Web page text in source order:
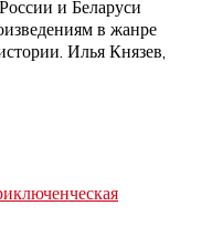
и Беларуси
в жанре
Илья Князев,